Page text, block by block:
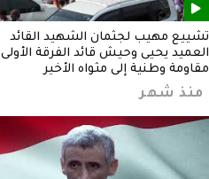
تشييع مهيب لجثمان الشهيد القائد
العميد يحيى وحيش قائد الفرقة الأولى
مقاومة وطنية إلى مثواه الأخير
منذ شهر